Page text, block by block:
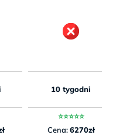
10 tygodni
⭐⭐⭐⭐⭐
Cena:6270zł